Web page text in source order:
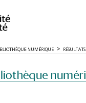
NUMÉRIQUE